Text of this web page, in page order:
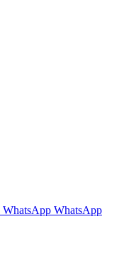
WhatsApp WhatsApp